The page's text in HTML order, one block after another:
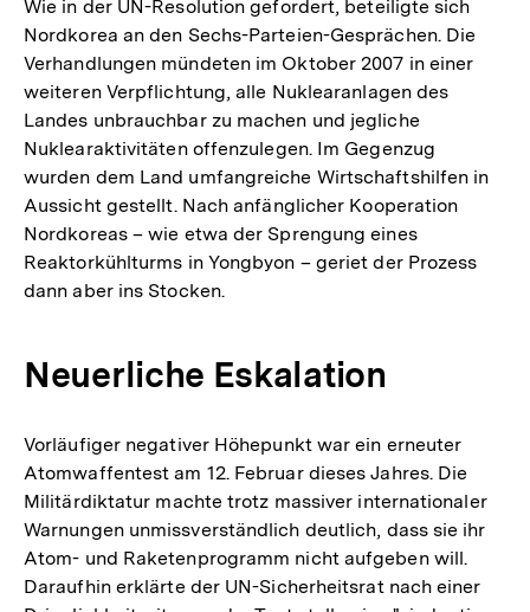
Wie in der UN-Resolution gefordert, beteiligte sich
Nordkorea an den Sechs-Parteien-Gesprächen. Die
Verhandlungen mündeten im Oktober 2007 in einer
weiteren Verpflichtung, alle Nuklearanlagen des
Landes unbrauchbar zu machen und jegliche
Nuklearaktivitäten offenzulegen. Im Gegenzug
wurden dem Land umfangreiche Wirtschaftshilfen in
Aussicht gestellt. Nach anfänglicher Kooperation
Nordkoreas – wie etwa der Sprengung eines
Reaktorkühlturms in Yongbyon – geriet der Prozess
dann aber ins Stocken.
Neuerliche Eskalation
Vorläufiger negativer Höhepunkt war ein erneuter
Atomwaffentest am 12. Februar dieses Jahres. Die
Militärdiktatur machte trotz massiver internationaler
Warnungen unmissverständlich deutlich, dass sie ihr
Atom- und Raketenprogramm nicht aufgeben will.
Daraufhin erklärte der UN-Sicherheitsrat nach einer